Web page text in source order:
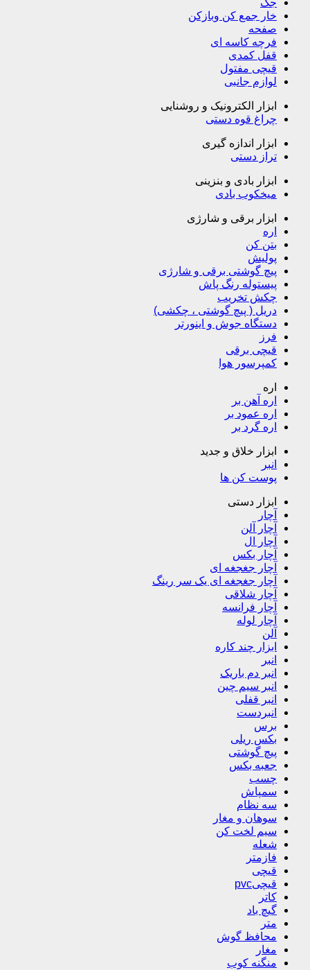
جک
خار جمع کن وبازکن
صفحه
فرچه کاسه ای
قفل کمدی
قیچی مفتول
لوازم جانبی
ابزار الکترونیک و روشنایی
چراغ قوه دستی
ابزار اندازه گیری
تراز دستی
ابزار بادی و بنزینی
میخکوب بادی
ابزار برقی و شارژی
اره
بتن کن
پولیش
پیچ گوشتی برقی و شارژی
پیستوله رنگ پاش
چکش تخریب
دریل ( پیچ گوشتی ، چکشی)
دستگاه جوش و اینورتر
فرز
قیچی برقی
کمپرسور هوا
اره
اره آهن بر
اره عمود بر
اره گرد بر
ابزار خلاق و جدید
انبر
پوست کن ها
ابزار دستی
آچار
آچار آلن
آچار ال
آچار بکس
آچار جغجغه ای
آچار جغجغه ای یک سر رینگ
آچار شلاقی
آچار فرانسه
آچار لوله
آلن
ابزار چند کاره
انبر
انبر دم باریک
انبر سیم چین
انبر قفلی
انبردست
برس
بکس ریلی
پیچ گوشتی
جعبه بکس
چسب
سمپاش
سه نظام
سوهان و مغار
سیم لخت کن
شعله
فازمتر
قیچی
قیچیpvc
کاتر
گیچ باد
متر
محافظ گوش
مغار
منگنه کوب